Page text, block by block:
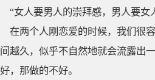
“女人要男人的崇拜感，男人要女
在两个人刚恋爱的时候，我们很
间越久，似乎不自然地就会流露出
好，那做的不好。